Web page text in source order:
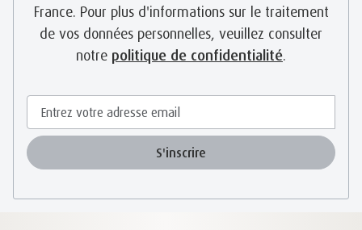
France. Pour plus d'informations sur le traitement
de vos données personnelles, veuillez consulter
notre politique de confidentialité.
S'inscrire